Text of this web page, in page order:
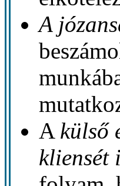
A
A külső
kliensét